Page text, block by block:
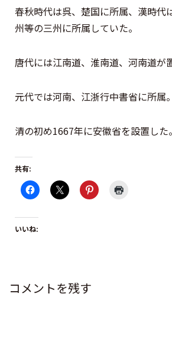
春秋時代は呉、楚国に所属、漢時代
州等の三州に所属していた。
唐代には江南道、淮南道、河南道が
元代では河南、江浙行中書省に所属。
清の初め1667年に安徽省を設置した。
共有:
いいね:
コメントを残す